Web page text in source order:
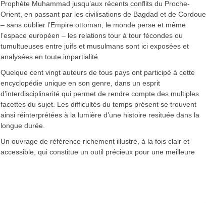
Prophète Muhammad jusqu’aux récents conflits du Proche-
Orient, en passant par les civilisations de Bagdad et de Cordoue
– sans oublier l’Empire ottoman, le monde perse et même
l’espace européen – les relations tour à tour fécondes ou
tumultueuses entre juifs et musulmans sont ici exposées et
analysées en toute impartialité.
Quelque cent vingt auteurs de tous pays ont participé à cette
encyclopédie unique en son genre, dans un esprit
d’interdisciplinarité qui permet de rendre compte des multiples
facettes du sujet. Les difficultés du temps présent se trouvent
ainsi réinterprétées à la lumière d’une histoire resituée dans la
longue durée.
Un ouvrage de référence richement illustré, à la fois clair et
accessible, qui constitue un outil précieux pour une meilleure